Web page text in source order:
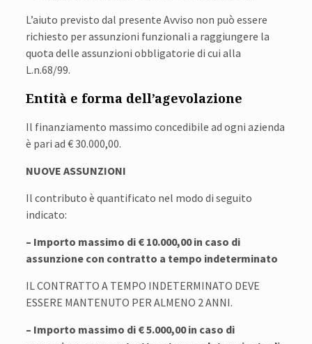
L’aiuto previsto dal presente Avviso non può essere
richiesto per assunzioni funzionali a raggiungere la
quota delle assunzioni obbligatorie di cui alla
L.n.68/99.
Entità e forma dell’agevolazione
Il finanziamento massimo concedibile ad ogni azienda
è pari ad € 30.000,00.
NUOVE ASSUNZIONI
Il contributo è quantificato nel modo di seguito
indicato:
– Importo massimo di € 10.000,00 in caso di
assunzione con contratto a tempo indeterminato
IL CONTRATTO A TEMPO INDETERMINATO DEVE
ESSERE MANTENUTO PER ALMENO 2 ANNI.
– Importo massimo di € 5.000,00 in caso di